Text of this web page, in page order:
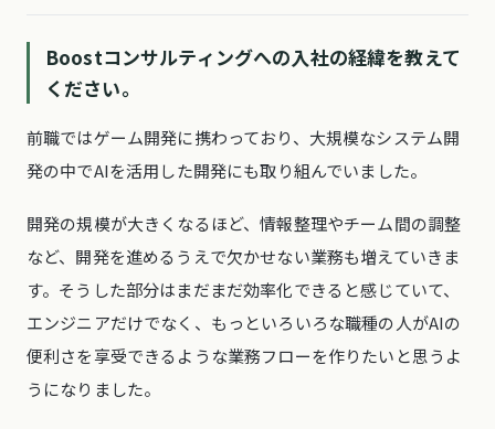
Boostコンサルティングへの入社の経緯を教えて
ください。
前職ではゲーム開発に携わっており、大規模なシステム開
発の中でAIを活用した開発にも取り組んでいました。
開発の規模が大きくなるほど、情報整理やチーム間の調整
など、開発を進めるうえで欠かせない業務も増えていきま
す。そうした部分はまだまだ効率化できると感じていて、
エンジニアだけでなく、もっといろいろな職種の人がAIの
便利さを享受できるような業務フローを作りたいと思うよ
うになりました。